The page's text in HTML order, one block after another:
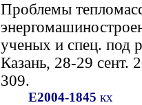
Проблемы
ученых и спец. под
Казань, 28-29 сент.
309.
Е2004-1845 кх